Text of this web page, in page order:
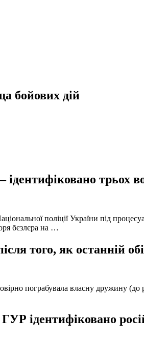
бойових дій
трьох
поліції України під
бєзлєра на …
того, як останній
пограбувала власну дружину (до
ідентифіковано